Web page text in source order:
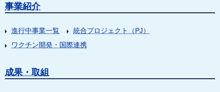
事業紹介
進行中事業一覧
統合プロジェクト（PJ）
ワクチン開発・国際連携
成果・取組